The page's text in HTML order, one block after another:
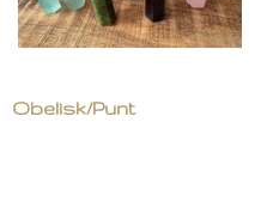
Obelisk/Punt